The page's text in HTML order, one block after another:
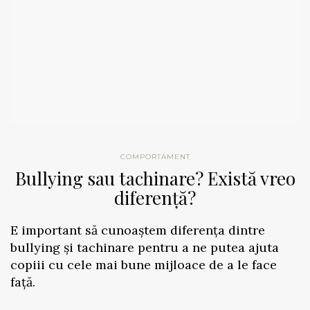
COMPORTAMENT
Bullying sau tachinare? Există vreo
diferență?
E important să cunoaștem diferența dintre
bullying și tachinare pentru a ne putea ajuta
copiii cu cele mai bune mijloace de a le face
față.